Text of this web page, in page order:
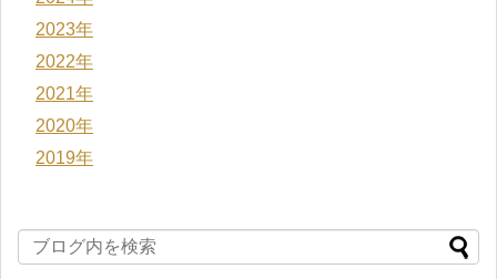
2023年
2022年
2021年
2020年
2019年